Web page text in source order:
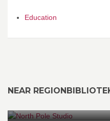
Education
NEAR